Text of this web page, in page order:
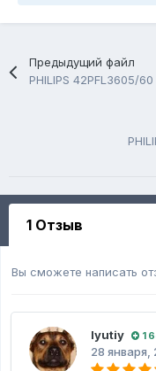
Предыдущий файл
PHILIPS 42PFL3605/
1 Отзыв
Вы сможете написать
lyutiy 1
28 января,